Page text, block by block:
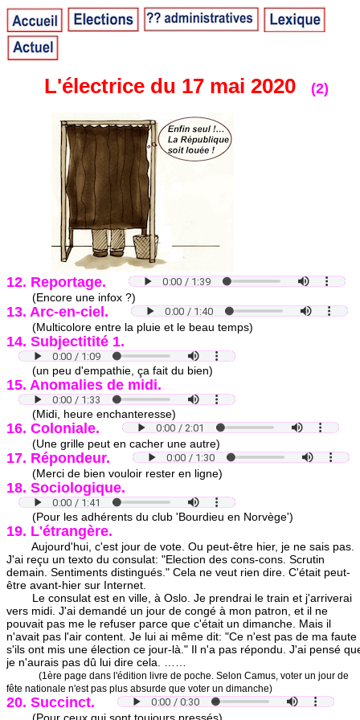
L'électrice du 17 mai 2020 (2)
12. Reportage.
(Encore une infox ?)
13. Arc-en-ciel.
(Multicolore entre la pluie et le beau temps)
14. Subjectitité 1.
(un peu d'empathie, ça fait du bien)
15. Anomalies de midi.
(Midi, heure enchanteresse)
16. Coloniale.
(Une grille peut en cacher une autre)
17. Répondeur.
(Merci de bien vouloir rester en ligne)
18. Sociologique.
(Pour les adhérents du club 'Bourdieu en Norvège')
19. L'étrangère.
Aujourd'hui, c'est jour de vote. Ou peut-être hier, je ne sais pas.
J'ai reçu un texto du consulat: "Election des cons-cons. Scrutin
demain. Sentiments distingués." Cela ne veut rien dire. C'était peut-
être avant-hier sur Internet.
Le consulat est en ville, à Oslo. Je prendrai le train et j'arriverai
vers midi. J'ai demandé un jour de congé à mon patron, et il ne
pouvait pas me le refuser parce que c'était un dimanche. Mais il
n'avait pas l'air content. Je lui ai même dit: "Ce n'est pas de ma faute
s'ils ont mis une élection ce jour-là." Il n'a pas répondu. J'ai pensé
je n'aurais pas dû lui dire cela. ……
(1ère page dans l'édition livre de poche. Selon Camus, voter un jour de
fête nationale n'est pas plus absurde que voter un dimanche)
20. Succinct.